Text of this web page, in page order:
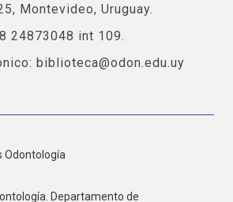
Montevideo, Uruguay.
24873048 int 109.
biblioteca@odon.edu.uy
Odontología
Departamento de